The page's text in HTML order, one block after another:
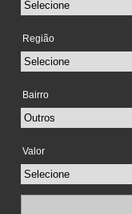
Região
Bairro
Valor